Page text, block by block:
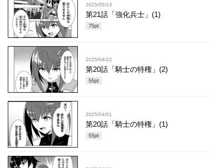
2025/05/13
第21話「強化兵士」(1)
75pt
2025/04/22
第20話「騎士の特権」(2)
55pt
2025/04/01
第20話「騎士の特権」(1)
55pt